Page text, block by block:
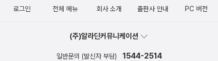
보여줌으로써한층 더 넓어진 작가님만의 K-오컬트 판타지
이라면 올 여름이 가기전 어떠세요?
수 없는 일을 이들이 해줄 수 있다고 믿으면서.''뭐라고
하지. 그래서 자신을 부르는 인간에게 쉽게 가버려. 저런 것
들이 인간에게 붙들리면 잘해봤자 네가 모시고 있던 허주신
로그인 전체 메뉴 회사 소개 출판사 안내 PC 버전
(주)알라딘커뮤니케이션
일반문의 (발신자 부담) 1544-2514